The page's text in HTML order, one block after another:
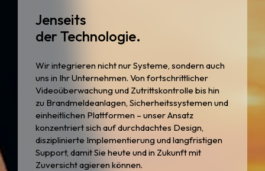
Jenseits
der Technologie.
Wir integrieren nicht nur Systeme, sondern auch
uns in Ihr Unternehmen. Von fortschrittlicher
Videoüberwachung und Zutrittskontrolle bis hin
zu Brandmeldeanlagen, Sicherheitssystemen und
einheitlichen Plattformen – unser Ansatz
konzentriert sich auf durchdachtes Design,
disziplinierte Implementierung und langfristigen
Support, damit Sie heute und in Zukunft mit
Zuversicht agieren können.